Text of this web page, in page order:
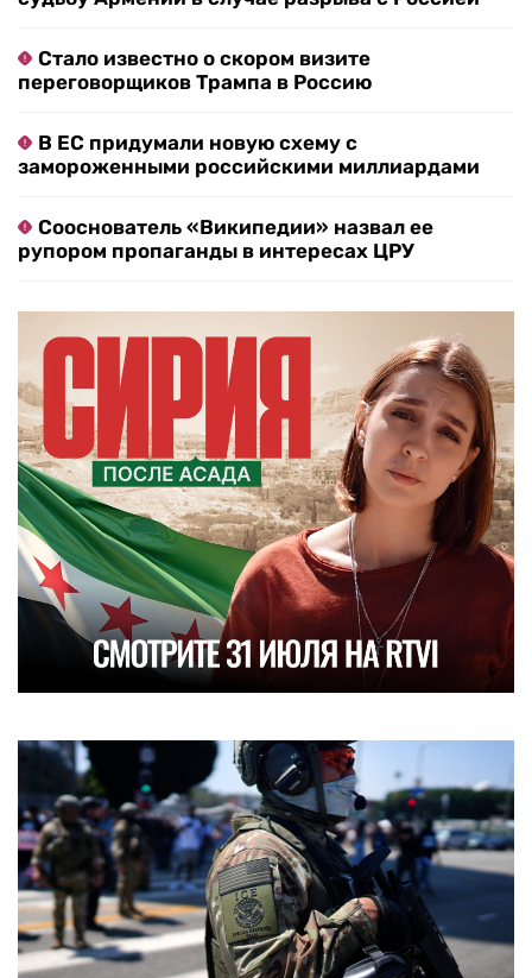
Стало известно о скором визите
переговорщиков Трампа в Россию
В ЕС придумали новую схему с
замороженными российскими миллиардами
Сооснователь «Википедии» назвал ее
рупором пропаганды в интересах ЦРУ